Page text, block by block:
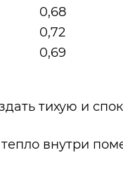
0,68
0,72
0,69
тихую и
внутри